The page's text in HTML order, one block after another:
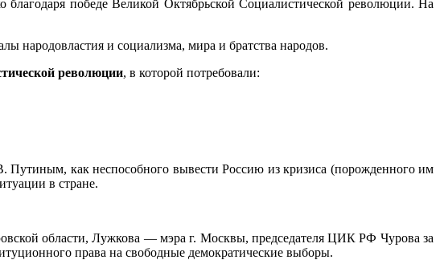
победе Великой Октябрьской Социалистической революции. На
народовластия и социализма, мира и братства народов.
революции, в которой потребовали:
как неспособного вывести Россию из кризиса (порожденного им
в стране.
области, Лужкова — мэра г. Москвы, председателя ЦИК РФ Чурова за
права на свободные демократические выборы.